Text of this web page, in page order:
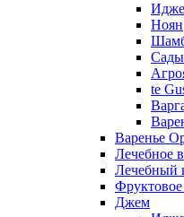
Ноян
Сады
te
Варенье
Лечебное
Лечебный
Джем